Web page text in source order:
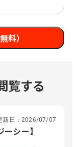
料）
覧する
新日： 2026/07/07
シー】